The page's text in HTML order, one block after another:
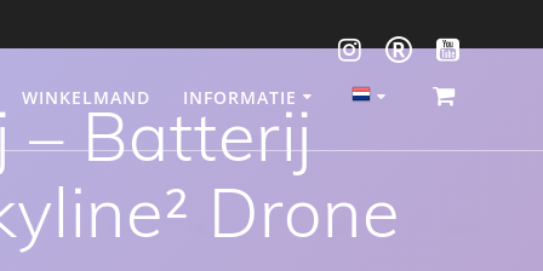
WINKELMAND INFORMATIE
– Batterij
Drone